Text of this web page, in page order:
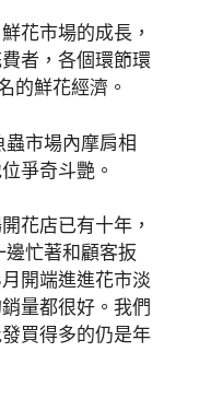
花市場的成長，
者，各個環節環
的鮮花經濟。
市場內摩肩相
爭奇斗艷。
花店已有十年，
忙著和顧客扳
開端進進花市淡
量都很好。我們
買得多的仍是年